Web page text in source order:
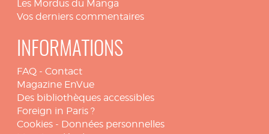
Les Mordus du Manga
Vos derniers commentaires
INFORMATIONS
FAQ - Contact
Magazine EnVue
Des bibliothèques accessibles
Foreign in Paris ?
Cookies - Données personnelles